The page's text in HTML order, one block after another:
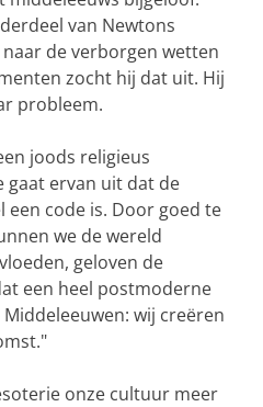
van Newtons
de verborgen wetten
zocht hij dat uit. Hij
probleem.
joods religieus
gaat ervan uit dat de
een code is. Door goed te
we de wereld
geloven de
een heel postmoderne
wij creëren
onze cultuur meer